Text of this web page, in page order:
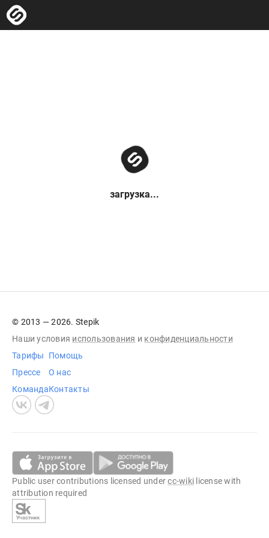
загрузка...
© 2013 — 2026. Stepik
Наши условия использования и конфиденциальности
Тарифы
Прессе
Команда
Помощь
О нас
Контакты
Public user contributions licensed undercc-wiki license with
attribution required